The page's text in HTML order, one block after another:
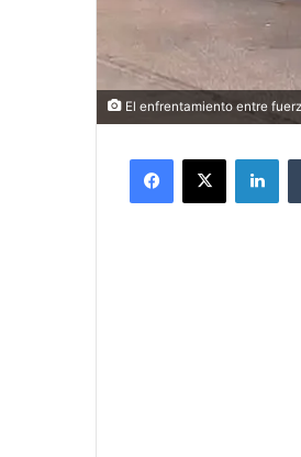
El enfrentamiento entre
Facebook
X